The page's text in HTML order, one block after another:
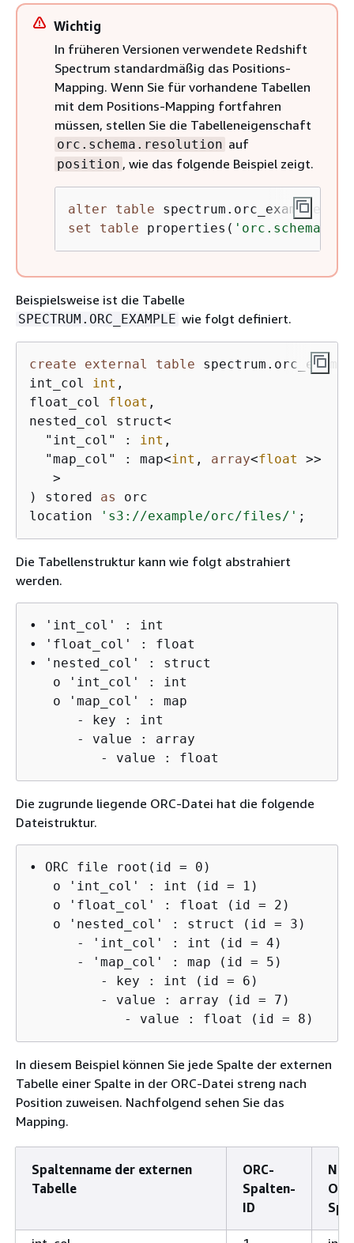
Wichtig
In früheren Versionen verwendete Redshift
Spectrum standardmäßig das Positions-
Mapping. Wenn Sie für vorhandene Tabellen
mit dem Positions-Mapping fortfahren
müssen, stellen Sie die Tabelleneigenschaft
orc.schema.resolution auf
position , wie das folgende Beispiel zeigt.
alter table
set
table properties(
Beispielsweise ist die Tabelle
SPECTRUM.ORC_EXAMPLE wie folgt definiert.
create external table
int_col
int ,
float_col float ,
nested_col struct<
  "int_col" :
int ,
  "map_col" : map
<int , array<float
>>
>
) stored as
orc
location
's3://example/orc/files/' ;
Die Tabellenstruktur kann wie folgt abstrahiert
werden.
• 'int_col' : int
• 'float_col' : float
• 'nested_col' : struct
   o 'int_col' : int
   o 'map_col' : map
      - key : int
      - value : array
         - value : float
Die zugrunde liegende ORC-Datei hat die folgende
Dateistruktur.
• ORC file root(id = 0)
   o 'int_col' : int (id = 1)
   o 'float_col' : float (id = 2)
   o 'nested_col' : struct (id = 3)
      - 'int_col' : int (id = 4)
      - 'map_col' : map (id = 5)
         - key : int (id = 6)
         - value : array (id = 7)
            - value : float (id = 8)
In diesem Beispiel können Sie jede Spalte der externen
Tabelle einer Spalte in der ORC-Datei streng nach
Position zuweisen. Nachfolgend sehen Sie das
Mapping.
Spaltenname der externen
Tabelle
ORC-
Spalten-
ID